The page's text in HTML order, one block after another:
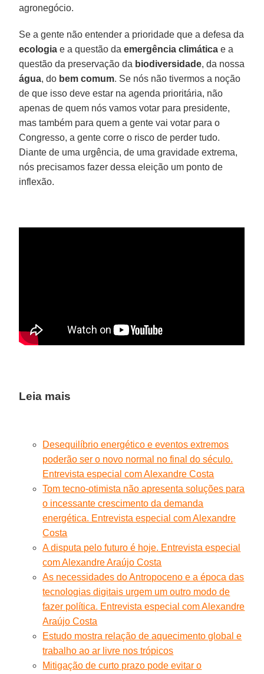
agronegócio.
Se a gente não entender a prioridade que a defesa da
ecologia e a questão daemergência climática e a
questão da preservação da biodiversidade, da nossa
água, do bem comum. Se nós não tivermos a noção
de que isso deve estar na agenda prioritária, não
apenas de quem nós vamos votar para presidente,
mas também para quem a gente vai votar para o
Congresso, a gente corre o risco de perder tudo.
Diante de uma urgência, de uma gravidade extrema,
nós precisamos fazer dessa eleição um ponto de
inflexão.
Leia mais
Desequilíbrio energético e eventos extremos
poderão ser o novo normal no final do século.
Entrevista especial com Alexandre Costa
Tom tecno-otimista não apresenta soluções para
o incessante crescimento da demanda
energética. Entrevista especial com Alexandre
Costa
A disputa pelo futuro é hoje. Entrevista especial
com Alexandre Araújo Costa
As necessidades do Antropoceno e a época das
tecnologias digitais urgem um outro modo de
fazer política. Entrevista especial com Alexandre
Araújo Costa
Estudo mostra relação de aquecimento global e
trabalho ao ar livre nos trópicos
Mitigação de curto prazo pode evitar o